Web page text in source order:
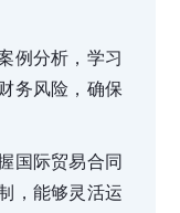
例分析，学习
务风险，确保
国际贸易合同
，能够灵活运